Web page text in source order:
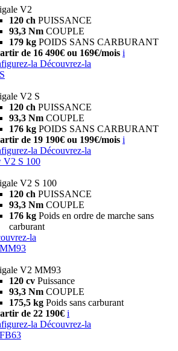
V2
120 ch PUISSANCE
93,3 Nm COUPLE
179 kg POIDS SANS CARBURANT
de 16 490€ ou 169€/mois i
la Découvrez-la
V2 S
120 ch PUISSANCE
93,3 Nm COUPLE
176 kg POIDS SANS CARBURANT
de 19 190€ ou 199€/mois i
la Découvrez-la
V2 S 100
V2 S 100
120 ch PUISSANCE
93,3 Nm COUPLE
176 kg Poids en ordre de marche sans
carburant
la
V2 MM93
120 cv Puissance
93,3 Nm COUPLE
175,5 kg Poids sans carburant
de 22 190€ i
la Découvrez-la